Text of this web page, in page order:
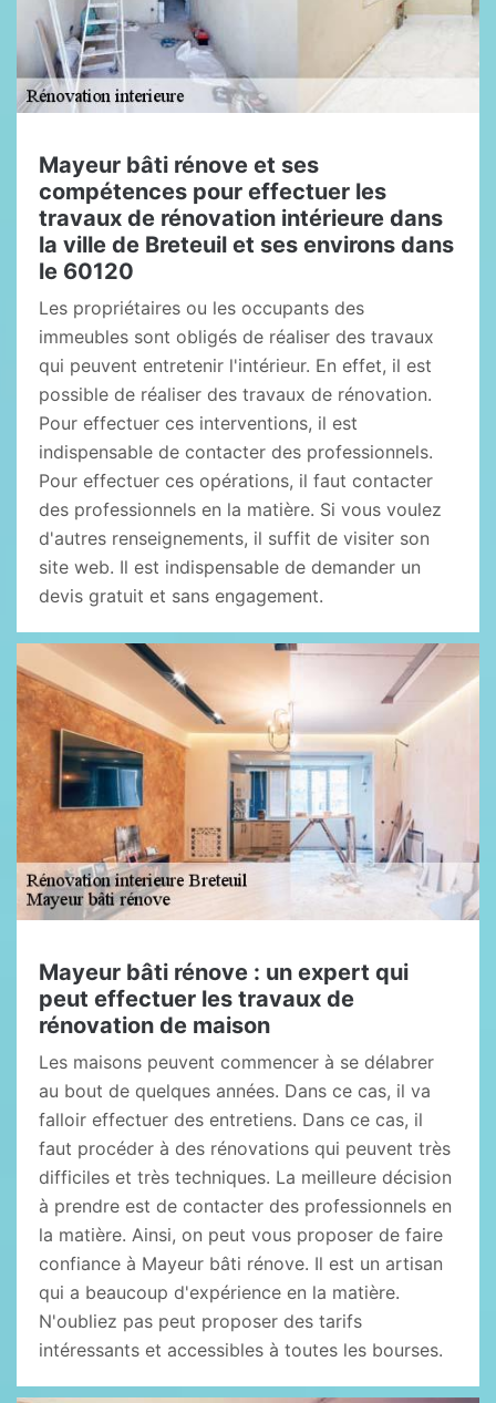
Mayeur bâti rénove et ses
compétences pour effectuer les
travaux de rénovation intérieure dans
la ville de Breteuil et ses environs dans
le 60120
Les propriétaires ou les occupants des
immeubles sont obligés de réaliser des travaux
qui peuvent entretenir l'intérieur. En effet, il est
possible de réaliser des travaux de rénovation.
Pour effectuer ces interventions, il est
indispensable de contacter des professionnels.
Pour effectuer ces opérations, il faut contacter
des professionnels en la matière. Si vous voulez
d'autres renseignements, il suffit de visiter son
site web. Il est indispensable de demander un
devis gratuit et sans engagement.
Mayeur bâti rénove : un expert qui
peut effectuer les travaux de
rénovation de maison
Les maisons peuvent commencer à se délabrer
au bout de quelques années. Dans ce cas, il va
falloir effectuer des entretiens. Dans ce cas, il
faut procéder à des rénovations qui peuvent très
difficiles et très techniques. La meilleure décision
à prendre est de contacter des professionnels en
la matière. Ainsi, on peut vous proposer de faire
confiance à Mayeur bâti rénove. Il est un artisan
qui a beaucoup d'expérience en la matière.
N'oubliez pas peut proposer des tarifs
intéressants et accessibles à toutes les bourses.